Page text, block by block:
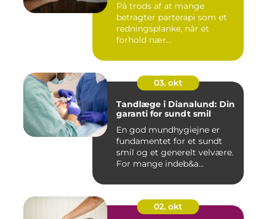
På trods af at mange
betragter parterapi som et
redningsplanke, når et
forhold nær...
03. okt
Tandlæge i Dianalund: Din
garanti for sundt smil
En god mundhygiejne er
fundamentet for et sundt
smil og et generelt velvære.
For mange indeb&a...
02. okt